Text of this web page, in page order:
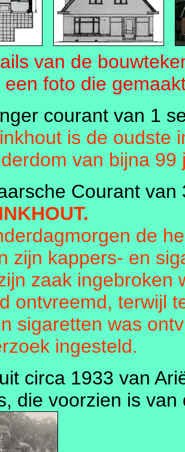
van de
een foto die
courant van 1
is de oudste
van bijna 99
Courant van
de
zijn kappers- en
zaak ingebroken
ontvreemd, terwijl
sigaretten was
ingesteld.
circa 1933 van
die voorzien is